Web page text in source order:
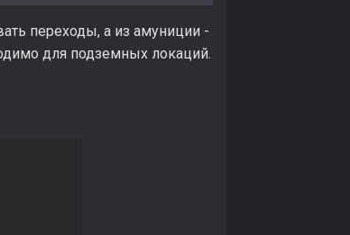
переходы, а из амуниции -
для подземных локаций.